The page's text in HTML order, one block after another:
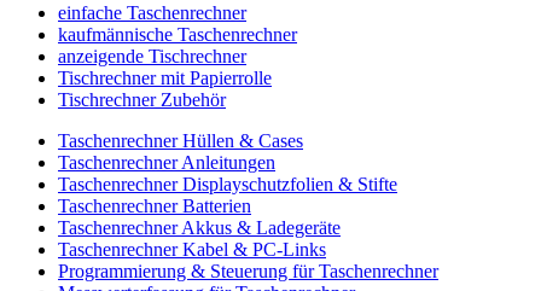
einfache Taschenrechner
kaufmännische Taschenrechner
anzeigende Tischrechner
Tischrechner mit Papierrolle
Tischrechner Zubehör
Taschenrechner Hüllen & Cases
Taschenrechner Anleitungen
Taschenrechner Displayschutzfolien & Stifte
Taschenrechner Batterien
Taschenrechner Akkus & Ladegeräte
Taschenrechner Kabel & PC-Links
Programmierung & Steuerung für Taschenrechner